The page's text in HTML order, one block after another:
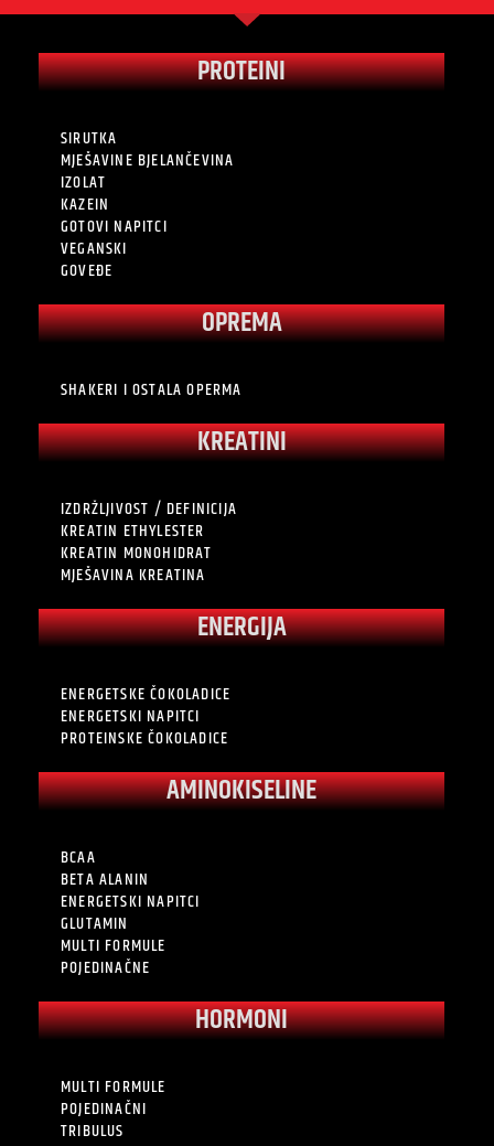
PROTEINI
SIRUTKA
MJEŠAVINE BJELANČEVINA
IZOLAT
KAZEIN
GOTOVI NAPITCI
VEGANSKI
GOVEĐE
OPREMA
SHAKERI I OSTALA OPERMA
KREATINI
IZDRŽLJIVOST / DEFINICIJA
KREATIN ETHYLESTER
KREATIN MONOHIDRAT
MJEŠAVINA KREATINA
ENERGIJA
ENERGETSKE ČOKOLADICE
ENERGETSKI NAPITCI
PROTEINSKE ČOKOLADICE
AMINOKISELINE
BCAA
BETA ALANIN
ENERGETSKI NAPITCI
GLUTAMIN
MULTI FORMULE
POJEDINAČNE
HORMONI
MULTI FORMULE
POJEDINAČNI
TRIBULUS